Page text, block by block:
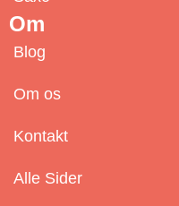
Om
Blog
Om os
Kontakt
Alle Sider